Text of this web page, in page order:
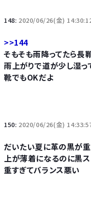
148: 2020/06/26(金)
>>144
そもそも雨降ってたら長
雨上がりで道が少し湿っ
靴でもOKだよ
150: 2020/06/26(金)
だいたい夏に革の黒が
上が薄着になるのに黒
重すぎてバランス悪い